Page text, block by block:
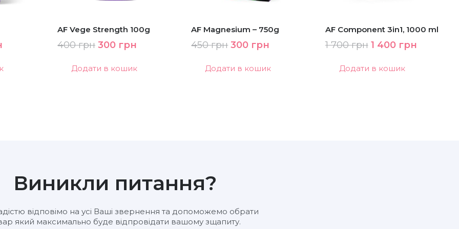
Поточна
300 грн.
AF Vege Strength 100g
400грн Оригінальна
400 грн.
300 грн
300 грн.
Додати в кошик
AF Magnesium – 750g
450грн Оригінальна
450 грн.
300 грн
300 грн.
Додати в кошик
AF Component 3in1, 1000 ml
1 700грн Оригінальна
1
1 400 грн
Додати в кошик
Виникли питання?
відповімо на усі Ваші звернення та допоможемо обрати
який максимально буде відпровідати вашому зщапиту.